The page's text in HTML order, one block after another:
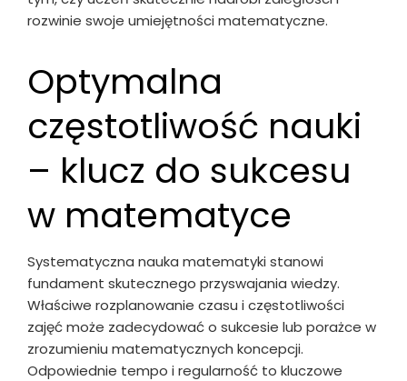
rozwinie swoje umiejętności matematyczne.
Optymalna
częstotliwość nauki
– klucz do sukcesu
w matematyce
Systematyczna nauka matematyki stanowi
fundament skutecznego przyswajania wiedzy.
Właściwe rozplanowanie czasu i częstotliwości
zajęć może zadecydować o sukcesie lub porażce w
zrozumieniu matematycznych koncepcji.
Odpowiednie tempo i regularność to kluczowe